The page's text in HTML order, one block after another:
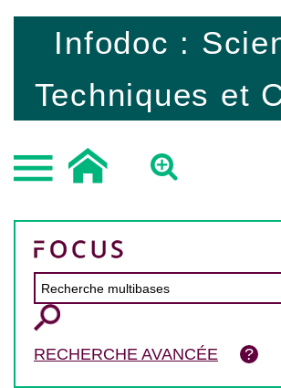
Infodoc :
Techniques et
RECHERCHE AVANCÉE